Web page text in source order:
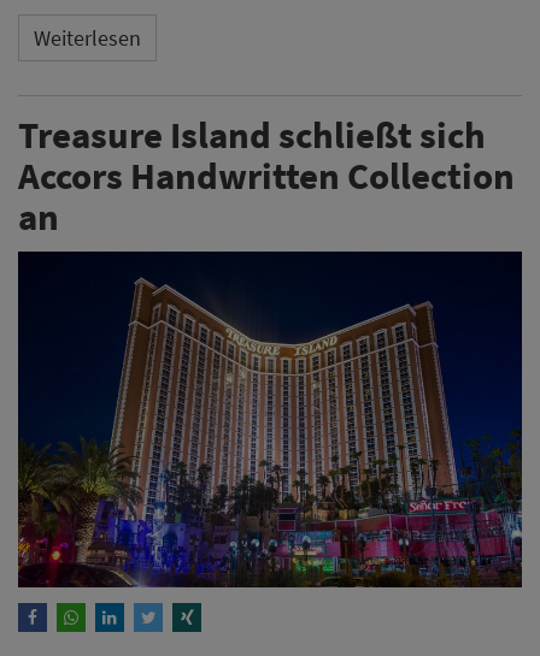
Weiterlesen
Treasure Island schließt sich
Accors Handwritten Collection
an